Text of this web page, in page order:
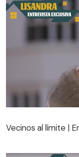
Vecinos al límite |